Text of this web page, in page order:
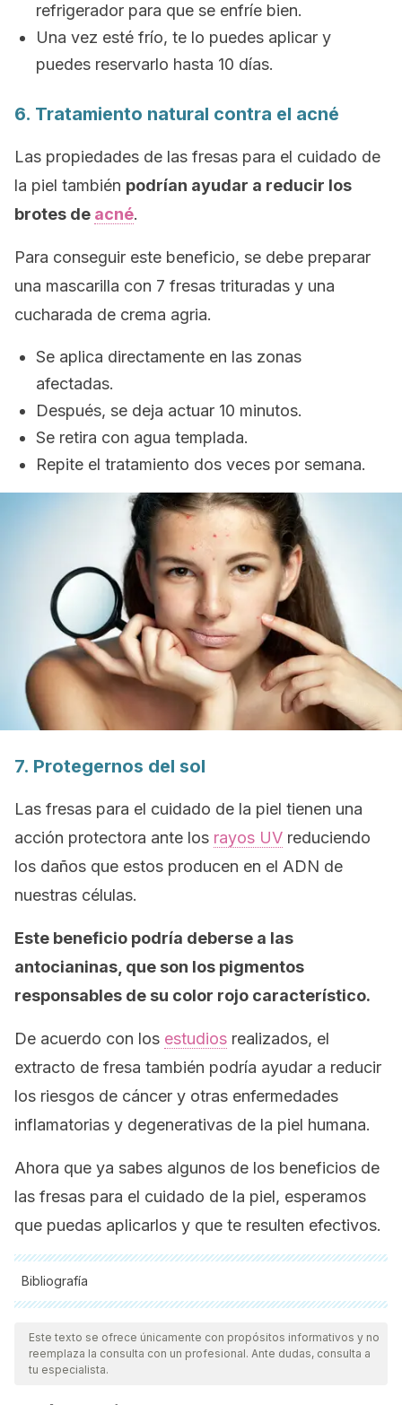
refrigerador para que se enfríe bien.
Una vez esté frío, te lo puedes aplicar y
puedes reservarlo hasta 10 días.
6. Tratamiento natural contra el acné
Las propiedades de las fresas para el cuidado de
la piel también podrían ayudar a reducir los
brotes de acné.
Para conseguir este beneficio, se debe preparar
una mascarilla con 7 fresas trituradas y una
cucharada de crema agria.
Se aplica directamente en las zonas
afectadas.
Después, se deja actuar 10 minutos.
Se retira con agua templada.
Repite el tratamiento dos veces por semana.
7. Protegernos del sol
Las fresas para el cuidado de la piel tienen una
acción protectora ante los rayos UV reduciendo
los daños que estos producen en el ADN de
nuestras células.
Este beneficio podría deberse a las
antocianinas, que son los pigmentos
responsables de su color rojo característico.
De acuerdo con los estudios realizados, el
extracto de fresa también podría ayudar a reducir
los riesgos de cáncer y otras enfermedades
inflamatorias y degenerativas de la piel humana.
Ahora que ya sabes algunos de los beneficios de
las fresas para el cuidado de la piel, esperamos
que puedas aplicarlos y que te resulten efectivos.
Bibliografía
Todas las fuentes citadas fueron revisadas a profundidad por
nuestro equipo, para asegurar su calidad, confiabilidad,
vigencia y validez.La bibliografía de este artículo fue
Este texto se ofrece únicamente con propósitos informativos y no
reemplaza la consulta con un profesional. Ante dudas, consulta a
tu especialista.